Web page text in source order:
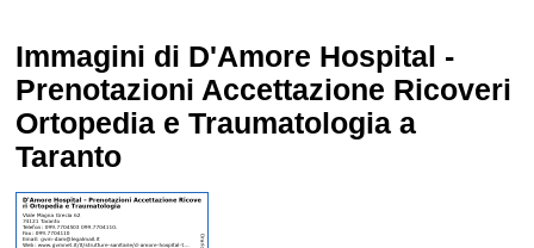
Immagini di D'Amore Hospital -
Prenotazioni Accettazione Ricoveri
Ortopedia e Traumatologia a
Taranto